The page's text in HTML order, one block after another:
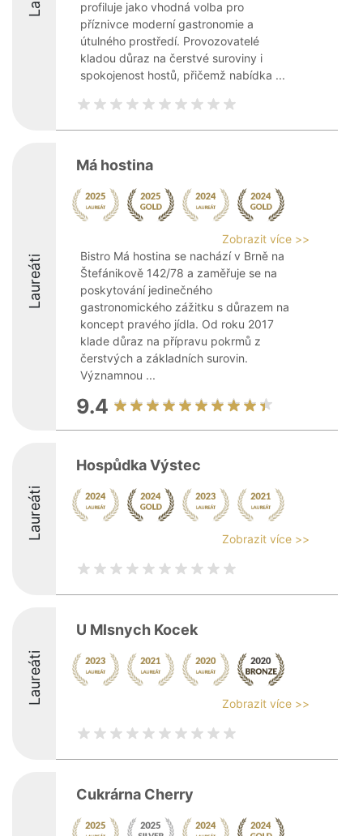
profiluje jako vhodná volba pro
příznivce moderní gastronomie a
útulného prostředí. Provozovatelé
kladou důraz na čerstvé suroviny i
spokojenost hostů, přičemž nabídka ...
Laureáti
Má hostina
Zobrazit více >>
Bistro Má hostina se nachází v Brně na
Štefánikově 142/78 a zaměřuje se na
poskytování jedinečného
gastronomického zážitku s důrazem na
koncept pravého jídla. Od roku 2017
klade důraz na přípravu pokrmů z
čerstvých a základních surovin.
Významnou ...
9.4
Laureáti
Hospůdka Výstec
Zobrazit více >>
Laureáti
U Mlsnych Kocek
Zobrazit více >>
Cukrárna Cherry